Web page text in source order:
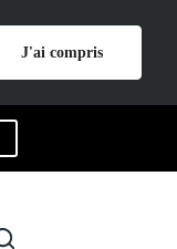
J'ai compris